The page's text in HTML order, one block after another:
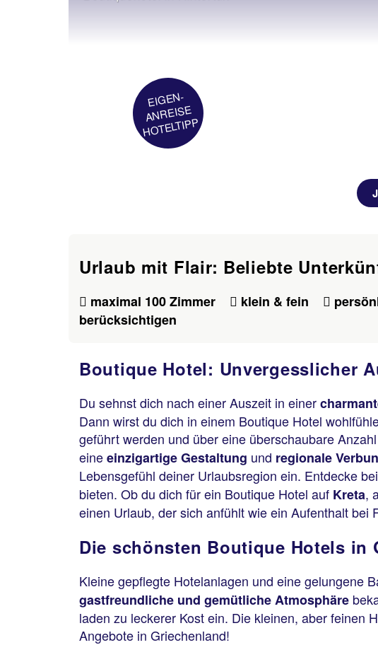
EIGEN-
ANREISE
HOTELTIPP
Urlaub mit Flair: Beliebte
maximal 100 Zimmer klein & fein
berücksichtigen
Boutique Hotel: Unvergesslicher
Du sehnst dich nach einer Auszeit in einer
Dann wirst du dich in einem Boutique Hotel
geführt werden und über eine überschaubare
eineeinzigartige Gestaltung und regionale
Lebensgefühl deiner Urlaubsregion ein. Entdecke
bieten. Ob du dich für ein Boutique Hotel auf Kreta,
einen Urlaub, der sich anfühlt wie ein Aufenthalt bei
Die schönsten Boutique Hotels in
Kleine gepflegte Hotelanlagen und eine gelungene
gastfreundliche und gemütliche Atmosphäre
laden zu leckerer Kost ein. Die kleinen, aber feinen
Angebote in Griechenland!